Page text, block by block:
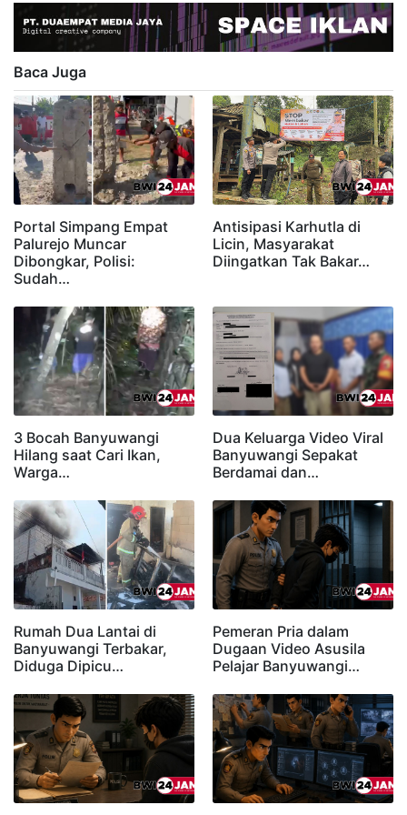
Baca Juga
Portal Simpang Empat
Palurejo Muncar
Dibongkar, Polisi:
Sudah…
Antisipasi Karhutla di
Licin, Masyarakat
Diingatkan Tak Bakar…
3 Bocah Banyuwangi
Hilang saat Cari Ikan,
Warga…
Dua Keluarga Video Viral
Banyuwangi Sepakat
Berdamai dan…
Rumah Dua Lantai di
Banyuwangi Terbakar,
Diduga Dipicu…
Pemeran Pria dalam
Dugaan Video Asusila
Pelajar Banyuwangi…